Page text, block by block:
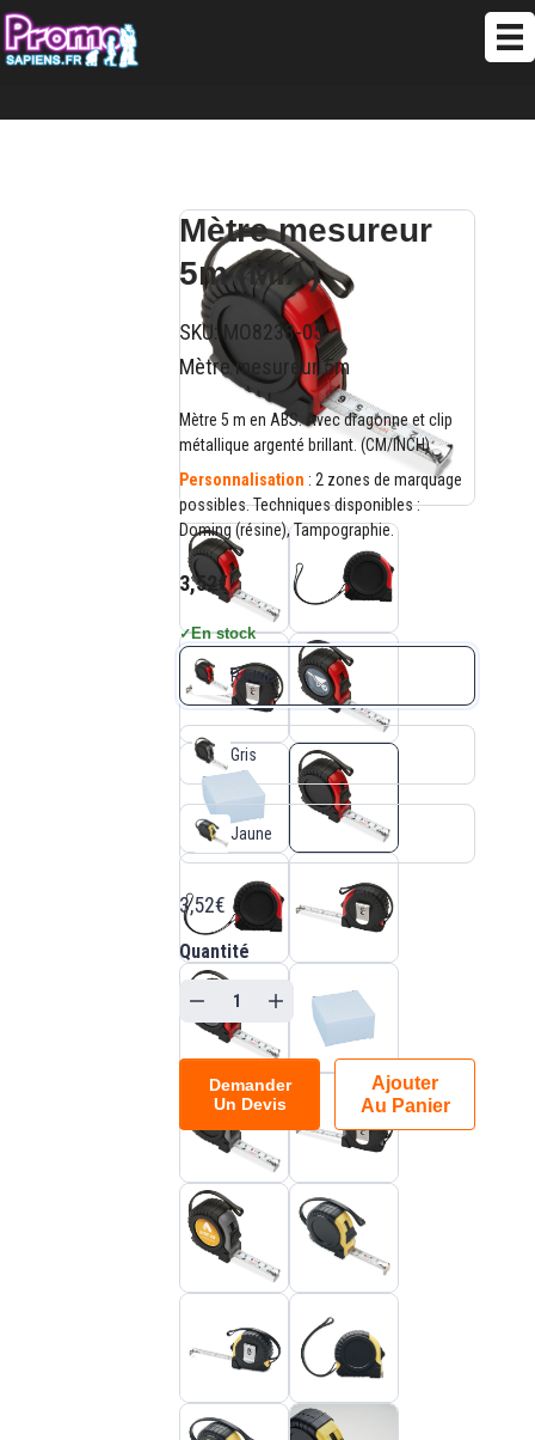
Mètre mesureur
5m (MIA)
SKU: MO8238-05
Mètre mesureur 5m
Mètre 5 m en ABS. Avec dragonne et clip
métallique argenté brillant. (CM/INCH)
Personnalisation : 2 zones de marquage
possibles. Techniques disponibles :
Doming (résine), Tampographie.
3,52€
✓En stock
Rouge
Gris
Jaune
3,52€
Quantité
Demander
Un Devis
Ajouter
Au Panier